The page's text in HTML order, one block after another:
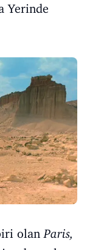
Yerinde
olanParis,